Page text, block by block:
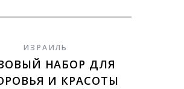
ИЗРАИЛЬ
НАБОР ДЛЯ
И КРАСОТЫ